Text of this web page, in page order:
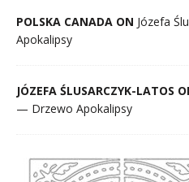
POLSKA CANADA ON Józefa
Apokalipsy
JÓZEFA ŚLUSARCZYK-LATOS
— Drzewo Apokalipsy